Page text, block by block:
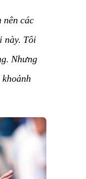
nên các
này. Tôi
Nhưng